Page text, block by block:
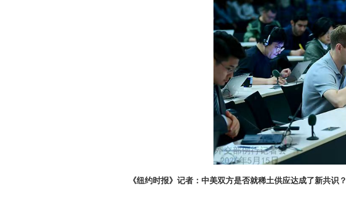
《纽约时报》记者：中美双方是否就稀土供应达成了新共识？